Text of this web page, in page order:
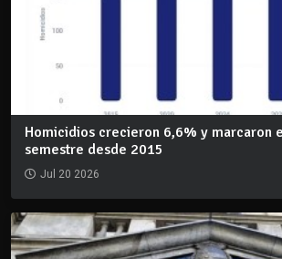
Homicidios crecieron 6,6% y marcaron
semestre desde 2015
Jul 20 2026